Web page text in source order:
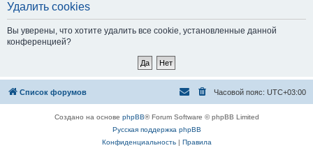
Удалить cookies
Вы уверены, что хотите удалить все cookie, установленные данной
конференцией?
Список форумов Часовой пояс: UTC+03:00
Создано на основе phpBB® Forum Software © phpBB Limited
Русская поддержка phpBB
Конфиденциальность| Правила